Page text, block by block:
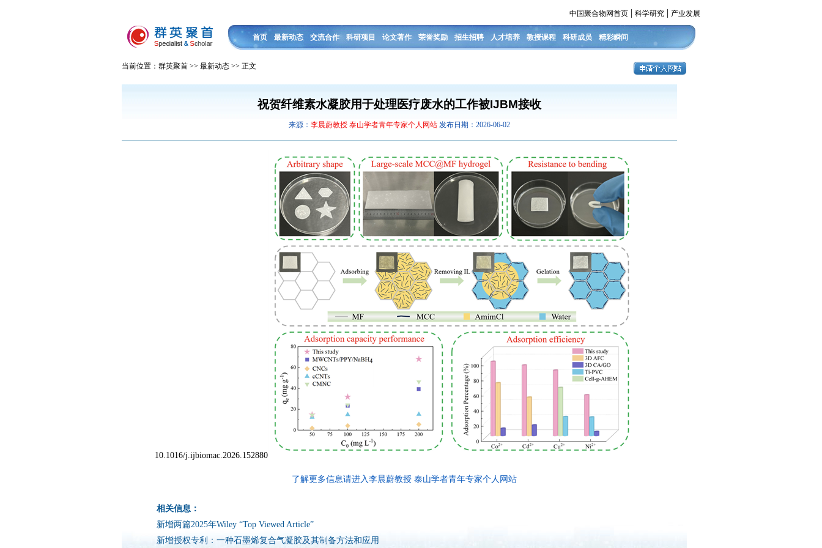
中国聚合物网首页 | 科学研究 | 产业发展
首页 最新动态 交流合作 科研项目 论文著作 荣誉奖励 招生招聘 人才培养 教授课程 科研成员 精彩瞬间
当前位置：群英聚首 >> 最新动态 >> 正文
祝贺纤维素水凝胶用于处理医疗废水的工作被IJBM接收
来源： 李晨蔚教授 泰山学者青年专家个人网站 发布日期：2026-06-02
10.1016/j.ijbiomac.2026.152880
了解更多信息请进入李晨蔚教授 泰山学者青年专家个人网站
相关信息：
新增两篇2025年Wiley “Top Viewed Article”
新增授权专利：一种石墨烯复合气凝胶及其制备方法和应用